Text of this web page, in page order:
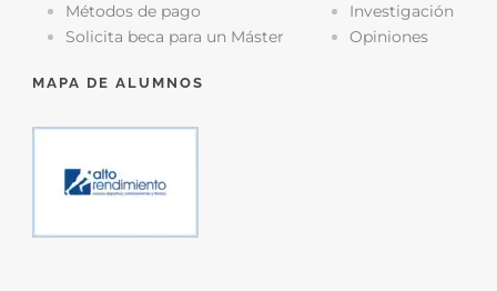
Métodos de pago
Solicita beca para un Máster
Investigación
Opiniones
MAPA DE ALUMNOS